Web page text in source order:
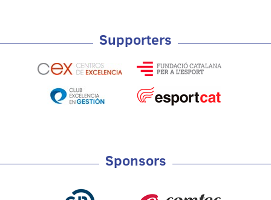
Supporters
Sponsors